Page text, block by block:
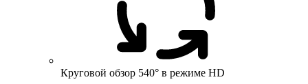
Круговой обзор 540° в режиме HD